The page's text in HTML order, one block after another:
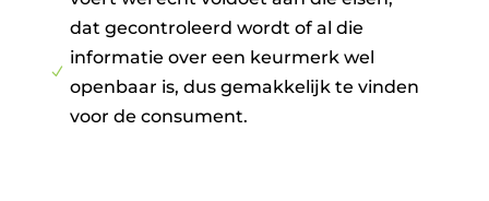
N
dat gecontroleerd wordt of al die
informatie over een keurmerk wel
openbaar is, dus gemakkelijk te vinden
voor de consument.